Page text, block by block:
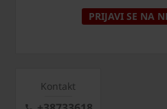
PRIJAVI SE NA
Kontakt